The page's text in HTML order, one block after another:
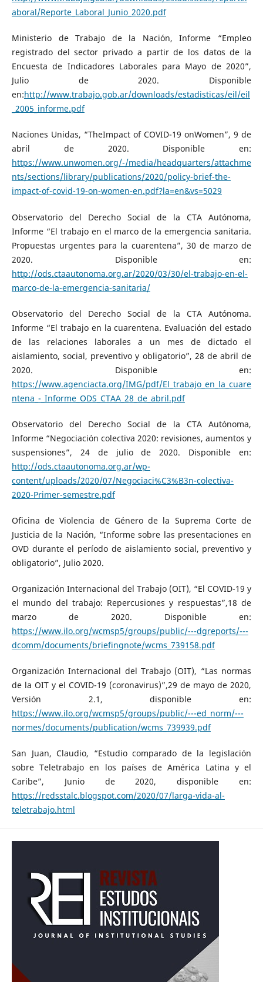
aboral/Reporte_Laboral_Junio_2020.pdf
Ministerio de Trabajo de la Nación, Informe “Empleo
registrado del sector privado a partir de los datos de la
Encuesta de Indicadores Laborales para Mayo de 2020”,
Julio de 2020. Disponible
en:http://www.trabajo.gob.ar/downloads/estadisticas/eil/eil
_2005_informe.pdf
Naciones Unidas, “TheImpact of COVID-19 onWomen”, 9 de
abril de 2020. Disponible en:
https://www.unwomen.org/-/media/headquarters/attachme
nts/sections/library/publications/2020/policy-brief-the-
impact-of-covid-19-on-women-en.pdf?la=en&vs=5029
Observatorio del Derecho Social de la CTA Autónoma,
Informe “El trabajo en el marco de la emergencia sanitaria.
Propuestas urgentes para la cuarentena”, 30 de marzo de
2020. Disponible en:
http://ods.ctaautonoma.org.ar/2020/03/30/el-trabajo-en-el-
marco-de-la-emergencia-sanitaria/
Observatorio del Derecho Social de la CTA Autónoma.
Informe “El trabajo en la cuarentena. Evaluación del estado
de las relaciones laborales a un mes de dictado el
aislamiento, social, preventivo y obligatorio”, 28 de abril de
2020. Disponible en:
https://www.agenciacta.org/IMG/pdf/El_trabajo_en_la_cuare
ntena_-_Informe_ODS_CTAA_28_de_abril.pdf
Observatorio del Derecho Social de la CTA Autónoma,
Informe “Negociación colectiva 2020: revisiones, aumentos y
suspensiones”, 24 de julio de 2020. Disponible en:
http://ods.ctaautonoma.org.ar/wp-
content/uploads/2020/07/Negociaci%C3%B3n-colectiva-
2020-Primer-semestre.pdf
Oficina de Violencia de Género de la Suprema Corte de
Justicia de la Nación, “Informe sobre las presentaciones en
OVD durante el período de aislamiento social, preventivo y
obligatorio”, Julio 2020.
Organización Internacional del Trabajo (OIT), “El COVID-19 y
el mundo del trabajo: Repercusiones y respuestas”,18 de
marzo de 2020. Disponible en:
https://www.ilo.org/wcmsp5/groups/public/---dgreports/---
dcomm/documents/briefingnote/wcms_739158.pdf
Organización Internacional del Trabajo (OIT), “Las normas
de la OIT y el COVID-19 (coronavirus)”,29 de mayo de 2020,
Versión 2.1, disponible en:
https://www.ilo.org/wcmsp5/groups/public/---ed_norm/---
normes/documents/publication/wcms_739939.pdf
San Juan, Claudio, “Estudio comparado de la legislación
sobre Teletrabajo en los países de América Latina y el
Caribe”, Junio de 2020, disponible en:
https://redsstalc.blogspot.com/2020/07/larga-vida-al-
teletrabajo.html